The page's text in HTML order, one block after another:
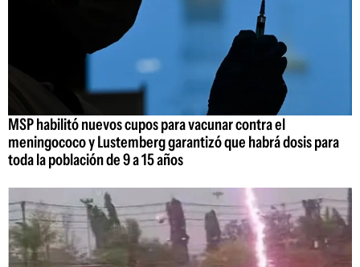
MSP habilitó nuevos cupos para vacunar contra el
meningococo y Lustemberg garantizó que habrá dosis para
toda la población de 9 a 15 años